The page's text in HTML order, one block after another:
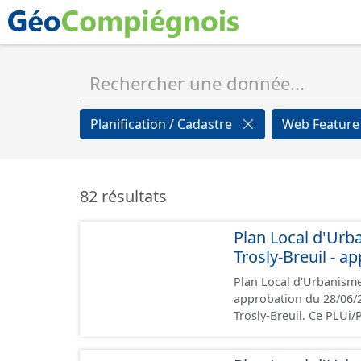
Planification / Cadastre Web
82 résultats
Plan Local
Trosly-Breuil -
Plan Local
approbation du 28/06/2019. Ce lot informe du droit à bâtir sur
Trosly-Breuil. Ce